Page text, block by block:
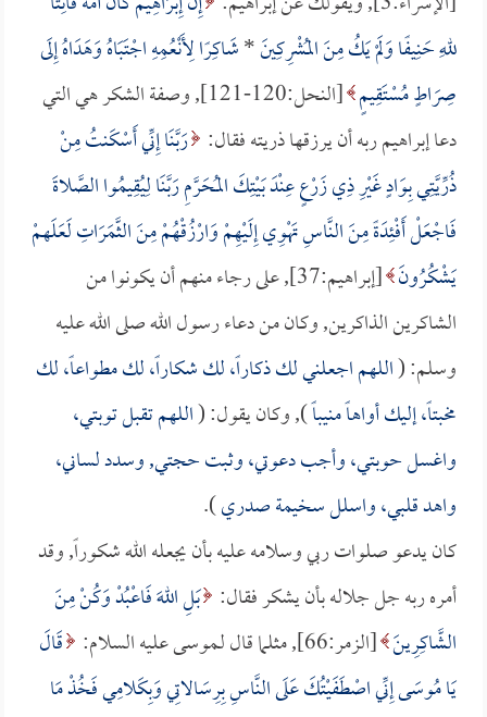
للهِ حَنِيفًا وَلَمْ يَكُ مِنَ المُشْرِكِينَ*شَاكِرًا لِأَنْعُمِهِ اجْتَبَاهُ وَهَدَاهُ إِلَى
صِرَاطٍ مُسْتَقِيمٍ
[النحل:120-121], وصفة الشكر هي التي
دعا إبراهيم ربه أن يرزقها ذريته فقال: رَبَّنَا إِنِّي أَسْكَنتُ مِنْ
ذُرِّيَّتِي بِوَادٍ غَيْرِ ذِي زَرْعٍ عِنْدَ بَيْتِكَ المُحَرَّمِ رَبَّنَا لِيُقِيمُوا الصَّلاةَ
فَاجْعَلْ أَفْئِدَةً مِنَ النَّاسِ تَهْوِي إِلَيْهِمْ وَارْزُقْهُمْ مِنَ الثَّمَرَاتِ لَعَلَهمْ
يَشْكُرُونَ
[إبراهيم:37], على رجاء منهم أن يكونوا من
الشاكرين الذاكرين, وكان من دعاء رسول الله صلى الله عليه
وسلم: (اللهم اجعلني لك ذكاراً، لك شكاراً، لك مطواعاً، لك
مخبتاً، إليك أواهاً منيباً), وكان يقول: (اللهم تقبل توبتي،
واغسل حوبتي، وأجب دعوتي، وثبت حجتي, وسدد لساني،
واهد قلبي، واسلل سخيمة صدري).
كان يدعو صلوات ربي وسلامه عليه بأن يجعله الله شكوراً, وقد
أمره ربه جل جلاله بأن يشكر فقال: بَلِ اللهَ فَاعْبُدْ وَكُنْ مِنَ
الشَّاكِرِينَ [الزمر:66], مثلما قال لـموسى عليه السلام:
قَالَ
يَا مُوسَى إِنِّي اصْطَفَيْتُكَ عَلَى النَّاسِ بِرِسَالاتِي وَبِكَلامِي فَخُذْ مَا